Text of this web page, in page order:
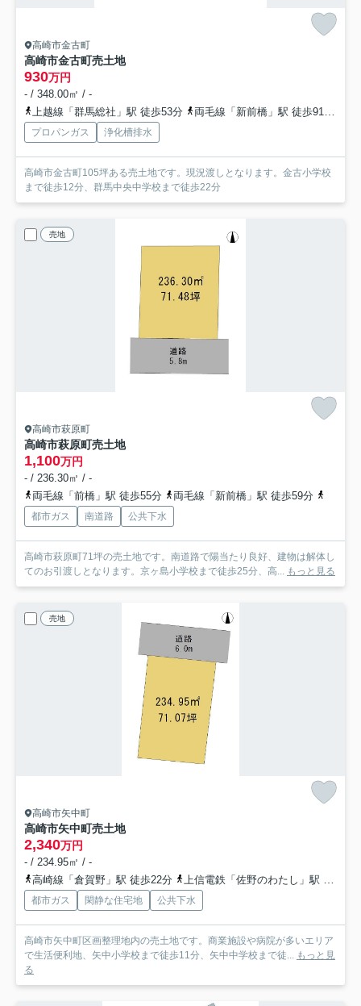
高崎市金古町
高崎市金古町売土地
930万円
- / 348.00㎡ / -
上越線「群馬総社」駅 徒歩53分
両毛線「新前橋」駅 徒歩91分
プロパンガス 浄化槽排水
高崎市金古町105坪ある売土地です。現況渡しとなります。金古小学校
まで徒歩12分、群馬中央中学校まで徒歩22分
売地
高崎市萩原町
高崎市萩原町売土地
1,100万円
- / 236.30㎡ / -
両毛線「前橋」駅 徒歩55分
両毛線「新前橋」駅 徒歩59分
都市ガス 南道路 公共下水
高崎市萩原町71坪の売土地です。南道路で陽当たり良好、建物は解体し
てのお引渡しとなります。京ヶ島小学校まで徒歩25分、高... もっと見る
売地
高崎市矢中町
高崎市矢中町売土地
2,340万円
- / 234.95㎡ / -
高崎線「倉賀野」駅 徒歩22分
上信電鉄「佐野のわたし」駅 徒歩40分
都市ガス 閑静な住宅地 公共下水
高崎市矢中町区画整理地内の売土地です。商業施設や病院が多いエリア
で生活便利地、矢中小学校まで徒歩11分、矢中中学校まで徒... もっと見
る